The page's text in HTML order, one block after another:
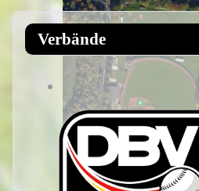
Verbände